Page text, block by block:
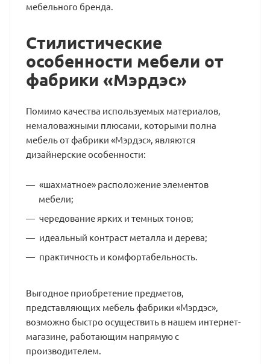
мебельного бренда.
Стилистические
особенности мебели от
фабрики «Мэрдэс»
Помимо качества используемых материалов,
немаловажными плюсами, которыми полна
мебель от фабрики «Мэрдэс», являются
дизайнерские особенности:
«шахматное» расположение элементов
мебели;
чередование ярких и темных тонов;
идеальный контраст металла и дерева;
практичность и комфортабельность.
Выгодное приобретение предметов,
представляющих мебель фабрики «Мэрдэс»,
возможно быстро осуществить в нашем интернет-
магазине, работающим напрямую с
производителем.